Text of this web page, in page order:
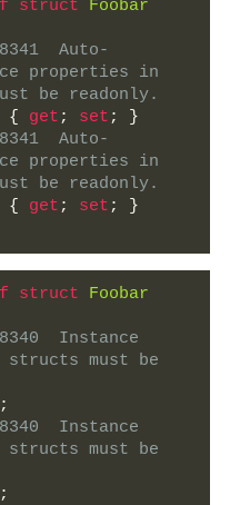
struct
Foobar
properties in
be readonly.
{ get ; set ;
}
properties in
be readonly.
{ get ; set ;
}
struct
Foobar
must be
;
must be
;